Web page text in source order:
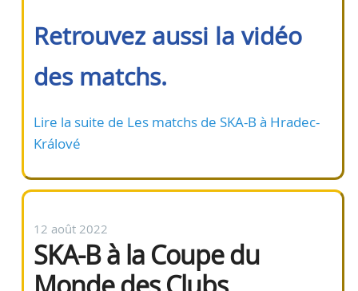
Retrouvez aussi la vidéo
des matchs.
Lire la suite de Les matchs de SKA-B à Hradec-
Králové
12 août 2022
SKA-B à la Coupe du